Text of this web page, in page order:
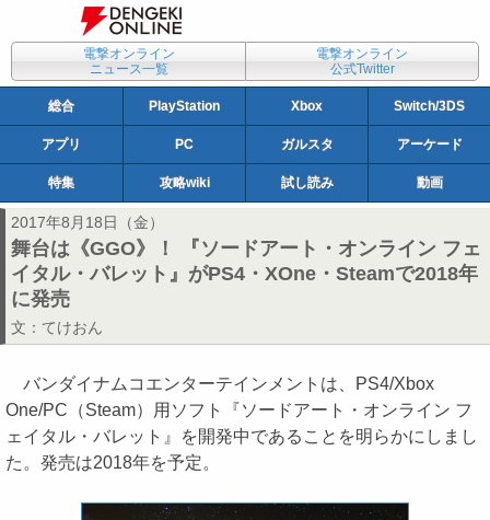
電撃オンライン
ニュース一覧
電撃オンライン
公式Twitter
総合 PlayStation Xbox Switch/3DS
アプリ PC ガルスタ アーケード
特集 攻略wiki 試し読み 動画
2017年8月18日（金）
舞台は《GGO》！ 『ソードアート・オンライン フェ
イタル・バレット』がPS4・XOne・Steamで2018年
に発売
文： てけおん
バンダイナムコエンターテインメントは、PS4/Xbox
One/PC（Steam）用ソフト『ソードアート・オンライン フ
ェイタル・バレット』を開発中であることを明らかにしまし
た。発売は2018年を予定。